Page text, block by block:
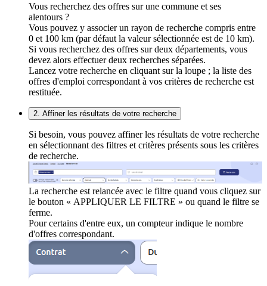
Vous recherchez des offres sur une commune et ses
alentours ?
Vous pouvez y associer un rayon de recherche compris entre
0 et 100 km (par défaut la valeur sélectionnée est de 10 km).
Si vous recherchez des offres sur deux départements, vous
devez alors effectuer deux recherches séparées.
Lancez votre recherche en cliquant sur la loupe ; la liste des
offres d'emploi correspondant à vos critères de recherche est
restituée.
2. Affiner les résultats de votre recherche
Si besoin, vous pouvez affiner les résultats de votre recherche
en sélectionnant des filtres et critères présents sous les critères
de recherche.
La recherche est relancée avec le filtre quand vous cliquez sur
le bouton « APPLIQUER LE FILTRE » ou quand le filtre se
ferme.
Pour certains d'entre eux, un compteur indique le nombre
d'offres correspondant.